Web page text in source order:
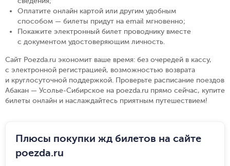
Оплатите онлайн картой или другим удобным
способом — билеты придут на email мгновенно;
Покажите электронный билет проводнику вместе
с документом удостоверяющим личность.
Сайт Poezda.ru экономит ваше время: без очередей в кассу,
с электронной регистрацией, возможностью возврата
и круглосуточной поддержкой. Проверьте расписание поездов
Абакан — Усолье-Сибирское на poezda.ru прямо сейчас, купите
билеты онлайн и наслаждайтесь приятным путешествием!
Плюсы покупки жд билетов на сайте
poezda.ru